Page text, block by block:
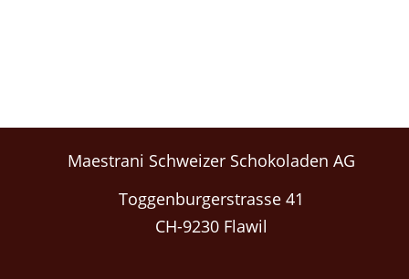
Maestrani Schweizer Schokoladen AG
Toggenburgerstrasse 41
CH-9230 Flawil